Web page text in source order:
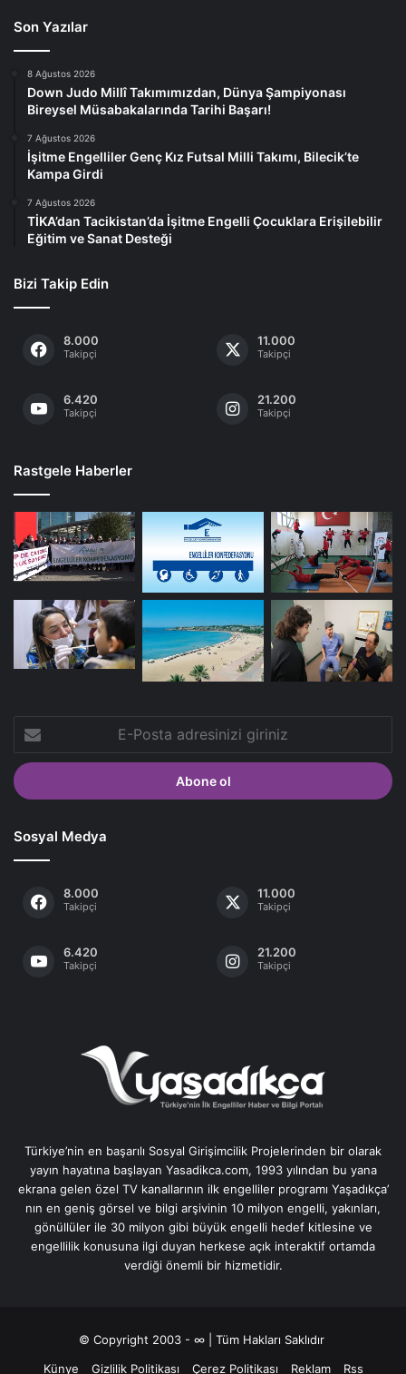
Son Yazılar
8 Ağustos 2026
Down Judo Millî Takımımızdan, Dünya Şampiyonası
Bireysel Müsabakalarında Tarihi Başarı!
7 Ağustos 2026
İşitme Engelliler Genç Kız Futsal Milli Takımı, Bilecik’te
Kampa Girdi
7 Ağustos 2026
TİKA’dan Tacikistan’da İşitme Engelli Çocuklara Erişilebilir
Eğitim ve Sanat Desteği
Bizi Takip Edin
8.000
Takipçi
11.000
Takipçi
6.420
Takipçi
21.200
Takipçi
Rastgele Haberler
Posta
adresinizi
giriniz
Sosyal Medya
8.000
Takipçi
11.000
Takipçi
6.420
Takipçi
21.200
Takipçi
Türkiye’nin en başarılı Sosyal Girişimcilik Projelerinden bir olarak
yayın hayatına başlayan Yasadikca.com, 1993 yılından bu yana
ekrana gelen özel TV kanallarının ilk engelliler programı Yaşadıkça’
nın en geniş görsel ve bilgi arşivinin 10 milyon engelli, yakınları,
gönüllüler ile 30 milyon gibi büyük engelli hedef kitlesine ve
engellilik konusuna ilgi duyan herkese açık interaktif ortamda
verdiği önemli bir hizmetidir.
© Copyright 2003 - ∞ | Tüm Hakları Saklıdır
Künye
Gizlilik Politikası Çerez Politikası Reklam Rss